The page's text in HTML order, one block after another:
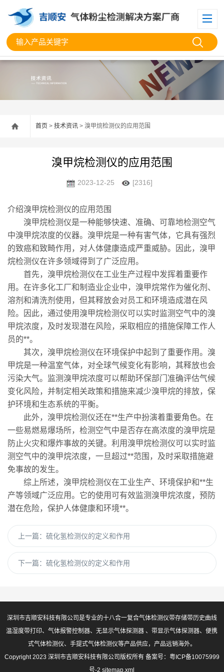
首页 > 技术资讯 > 溴甲烷检测仪的应用范围
溴甲烷检测仪的应用范围
2023-12-25 [2316]
介绍溴甲烷检测仪的应用范围
溴甲烷检测仪是一种能够快速、准确、可靠地检测空气
中溴甲烷浓度的仪器。溴甲烷是一种有害气体，它具有强烈
的致癌和致畸作用，对人体健康造成严重威胁。因此，溴甲
烷检测仪在许多领域得到了广泛应用。
首先，溴甲烷检测仪在工业生产过程中发挥着重要作
用。在许多化工厂和制造业企业中，溴甲烷常作为催化剂、
溶剂和清洗剂使用，但其释放会对员工和环境造成潜在风
险。因此，通过使用溴甲烷检测仪可以实时监测空气中的溴
甲烷浓度，及时发现潜在风险，采取相应的措施保障工作人
员的**。
其次，溴甲烷检测仪在环境保护中起到了重要作用。溴
甲烷是一种温室气体，对全球气候变化有影响，其释放也会
污染大气。监测溴甲烷浓度可以帮助环保部门准确评估气候
变化风险，并制定相关政策和措施来减少溴甲烷的排放，保
护环境和生态系统的平衡。
此外，溴甲烷检测仪还在**生产中扮演着重要角色。在
一些易燃易爆场所，检测空气中是否存在高浓度的溴甲烷是
防止火灾和爆炸事故的关键。利用溴甲烷检测仪可以实时监
测空气中的溴甲烷浓度，一旦超过**范围，及时采取措施避
免事故的发生。
综上所述，溴甲烷检测仪在工业生产、环境保护和**生
产等领域广泛应用。它的使用可有效监测溴甲烷浓度，预防
潜在危险，保护人体健康和环境**。
上一篇： 硫化氢检测仪的定义和作用
下一篇： 硫化氢检测仪的定义和作用
深圳市吉顺安科技有限公司是专业的十八合一复合气体检测仪带存储带历史曲线
温湿度带打印、气体报警控制器、无显示气体探测器 、带显示气体探测器、便携
式气体检测仪、手提式气体检测仪等产品供应，产品远销海外。
Copyright 2023 深圳市吉顺安科技有限公司版权所有 备案号： 粤ICP备10075999
号-2 sitemap.xml